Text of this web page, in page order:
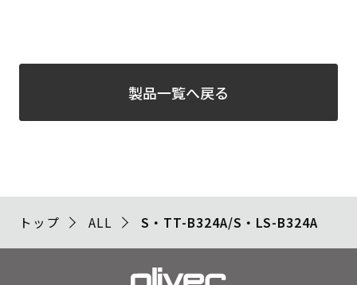
製品一覧へ戻る
トップ ALL S・TT-B324A/S・LS-B324A